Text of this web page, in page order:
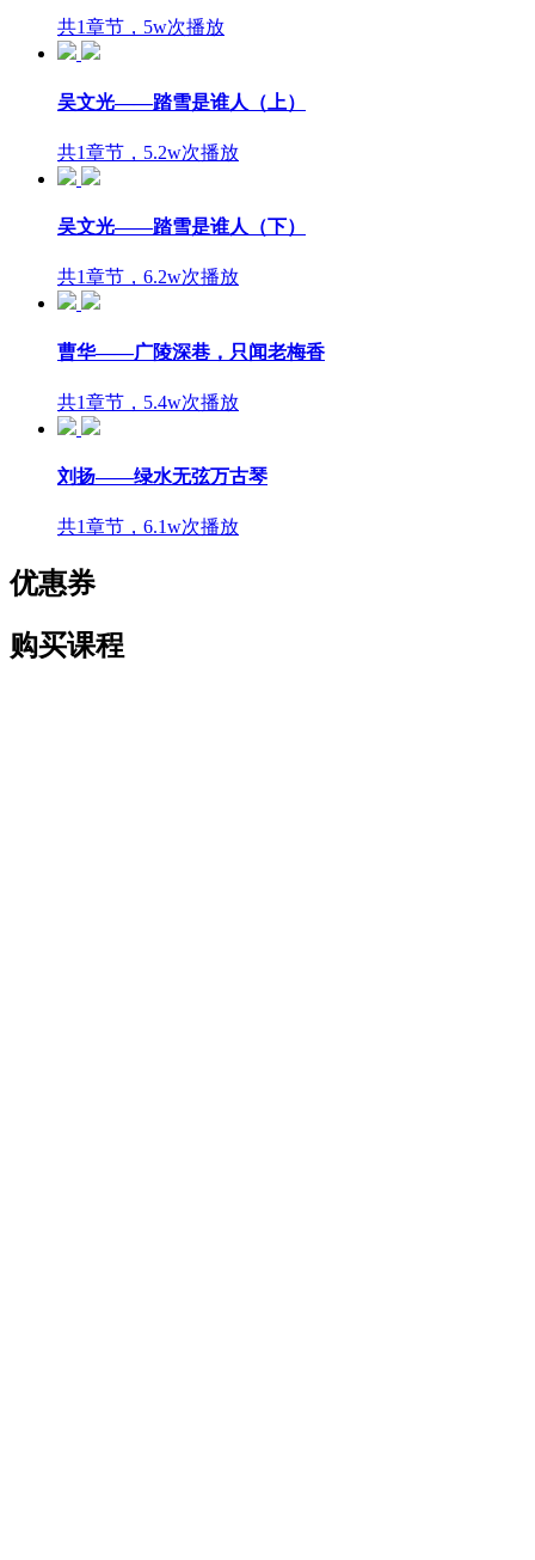
共1章节，5w次播放
吴文光——踏雪是谁人（上）
共1章节，5.2w次播放
吴文光——踏雪是谁人（下）
共1章节，6.2w次播放
曹华——广陵深巷，只闻老梅香
共1章节，5.4w次播放
刘扬——绿水无弦万古琴
共1章节，6.1w次播放
优惠券
购买课程